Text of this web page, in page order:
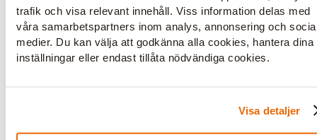
trafik och visa relevant innehåll. Viss information delas med
våra samarbetspartners inom analys, annonsering och
medier. Du kan välja att godkänna alla cookies, hantera dina
inställningar eller endast tillåta nödvändiga cookies.
Visa detaljer